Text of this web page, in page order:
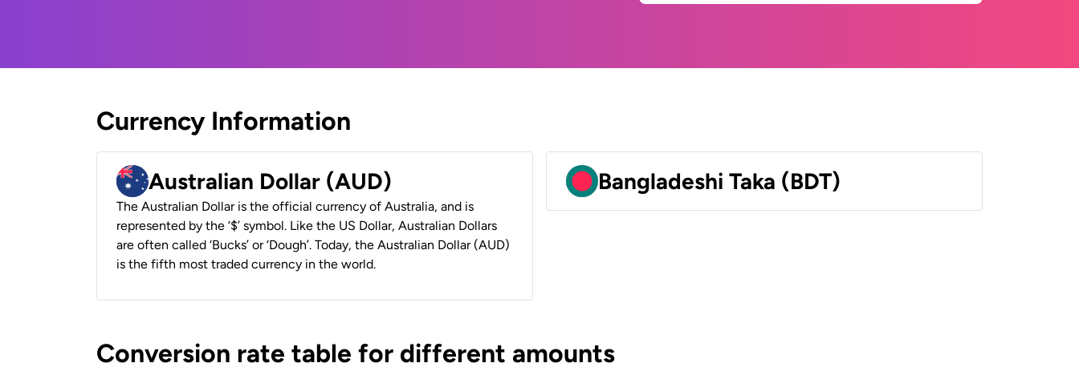
Currency Information
Australian Dollar (AUD)
The Australian Dollar is the official currency of Australia, and is
represented by the ‘$’ symbol. Like the US Dollar, Australian Dollars
are often called ‘Bucks’ or ‘Dough’. Today, the Australian Dollar (AUD)
is the fifth most traded currency in the world.
Bangladeshi Taka (BDT)
Conversion rate table for different amounts